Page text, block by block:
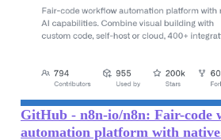
GitHub - n8n-io/n8n: Fair-code
automation platform with